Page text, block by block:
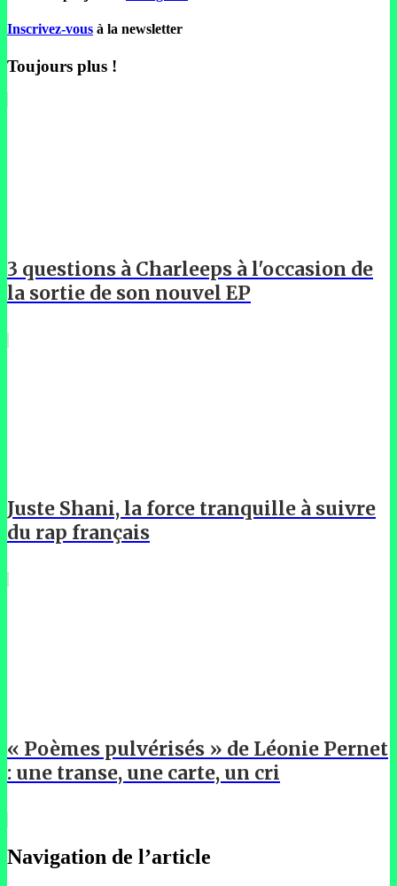
Inscrivez-vous à la newsletter
Toujours plus !
3 questions à Charleeps à l'occasion de
la sortie de son nouvel EP
Juste Shani, la force tranquille à suivre
du rap français
« Poèmes pulvérisés » de Léonie Pernet
: une transe, une carte, un cri
Navigation de l’article